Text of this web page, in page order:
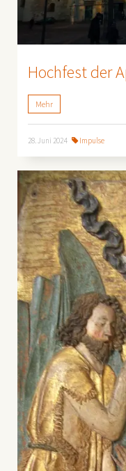
Hochfest der
Mehr
28. Juni 2024 Impulse